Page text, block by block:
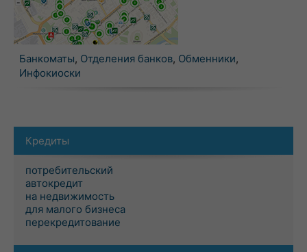
Банкоматы, Отделения банков, Обменники,
Инфокиоски
Кредиты
потребительский
автокредит
на недвижимость
для малого бизнеса
перекредитование